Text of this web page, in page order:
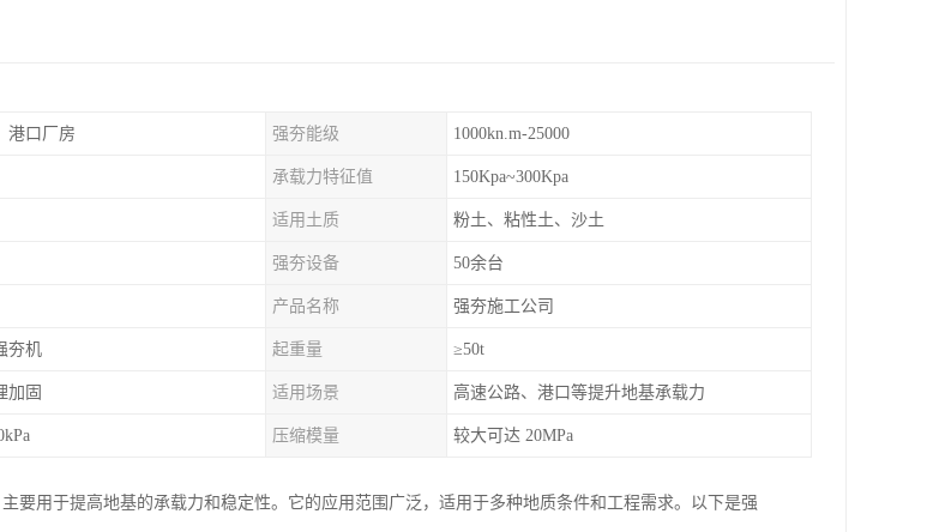
港口厂房 强夯能级 1000kn.m-25000
承载力特征值 150Kpa~300Kpa
适用土质 粉土、粘性土、沙土
强夯设备 50余台
产品名称 强夯施工公司
夯机 起重量 ≥50t
加固 适用场景 高速公路、港口等提升地基承载力
压缩模量 较大可达 20MPa
要用于提高地基的承载力和稳定性。它的应用范围广泛，适用于多种地质条件和工程需求。以下是强